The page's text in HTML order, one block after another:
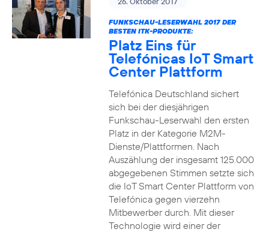
FUNKSCHAU-LESERWAHL 2017 DER
BESTEN ITK-PRODUKTE:
Platz Eins für
Telefónicas IoT Smart
Center Plattform
Telefónica Deutschland sichert
sich bei der diesjährigen
Funkschau-Leserwahl den ersten
Platz in der Kategorie M2M-
Dienste/Plattformen. Nach
Auszählung der insgesamt 125.000
abgegebenen Stimmen setzte sich
die IoT Smart Center Plattform von
Telefónica gegen vierzehn
Mitbewerber durch. Mit dieser
Technologie wird einer der